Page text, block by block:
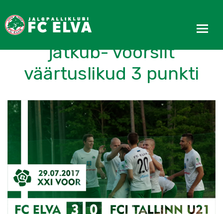
Esinduse hea hoog
jätkub- võõrsilt
väärtuslikud 3 punkti